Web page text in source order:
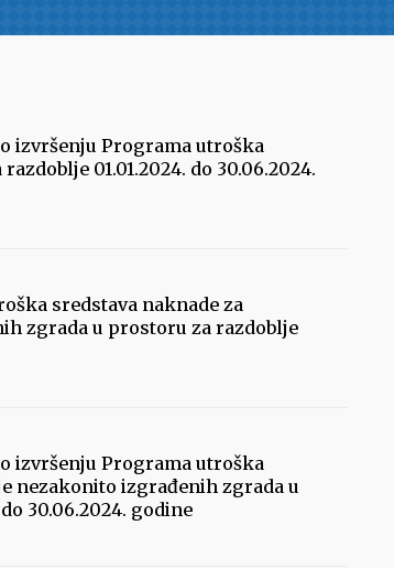
izvršenju Programa utroška
01.01.2024. do 30.06.2024.
sredstava naknade za
zgrada u prostoru za razdoblje
izvršenju Programa utroška
nezakonito izgrađenih zgrada u
30.06.2024. godine